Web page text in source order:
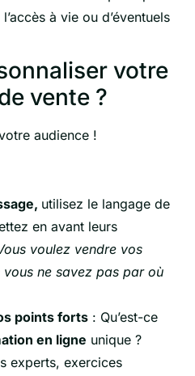
à vie ou d’éventuels
votre
vente ?
audience !
utilisez le langage de
en avant leurs
voulez vendre vos
ne savez pas par où
points forts : Qu’est-ce
en ligne unique ?
experts, exercices